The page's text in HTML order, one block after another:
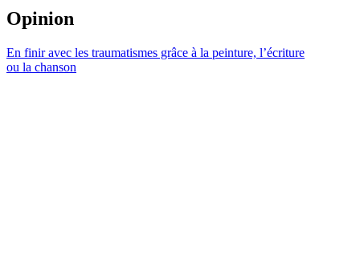
Opinion
En finir avec les traumatismes grâce à la peinture, l’écriture
ou la chanson